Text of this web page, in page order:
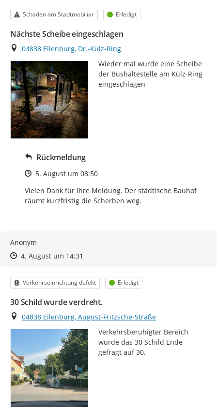
Kategorie
Schaden am Stadtmobiliar Status
Erledigt
Nächste Scheibe eingeschlagen
Ort
04838 Eilenburg, Dr.-Külz-Ring
Wieder mal wurde eine Scheibe
der Bushaltestelle am Külz-Ring
eingeschlagen
Rückmeldung
Zeitpunkt des Erstellens
5. August um 08:50
Vielen Dank für Ihre Meldung. Der städtische Bauhof
räumt kurzfristig die Scherben weg.
Anonym
Zeitpunkt des Erstellens
Zeitpunkt des Erstellens
4. August um 14:31
Kategorie
Verkehrseinrichtung defekt Status
Erledigt
30 Schild wurde verdreht.
Ort
04838 Eilenburg, August-Fritzsche-Straße
Verkehrsberuhigter Bereich
wurde das 30 Schild Ende
gefragt auf 30.